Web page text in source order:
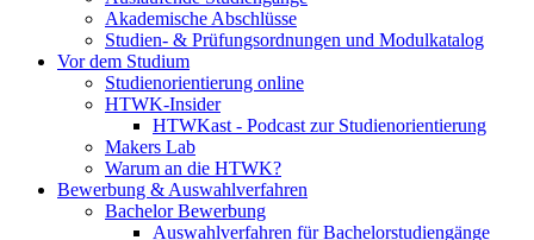
Akademische Abschlüsse
Studien- & Prüfungsordnungen und Modulkatalog
Vor dem Studium
Studienorientierung online
HTWK-Insider
HTWKast - Podcast zur Studienorientierung
Makers Lab
Warum an die HTWK?
Bewerbung & Auswahlverfahren
Bachelor Bewerbung
Auswahlverfahren für Bachelorstudiengänge